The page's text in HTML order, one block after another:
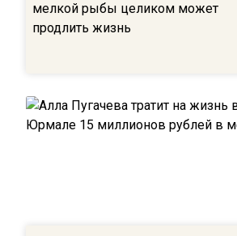
мелкой рыбы целиком может
продлить жизнь